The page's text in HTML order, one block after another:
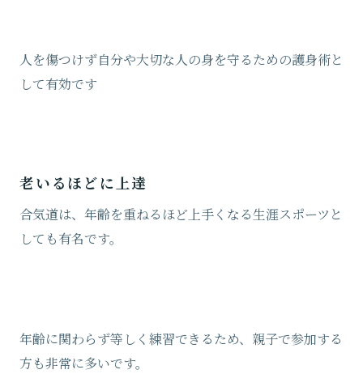
人を傷つけず自分や大切な人の身を守るための護身術と
して有効です
老いるほどに上達
合気道は、年齢を重ねるほど上手くなる生涯スポーツと
しても有名です。
年齢に関わらず等しく練習できるため、親子で参加する
方も非常に多いです。